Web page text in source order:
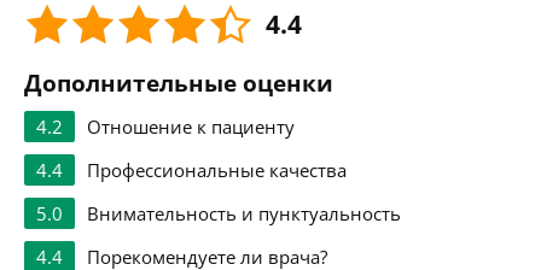
4.4
Дополнительные оценки
4.2
Отношение к пациенту
4.4
Профессиональные качества
5.0
Внимательность и пунктуальность
4.4
Порекомендуете ли врача?